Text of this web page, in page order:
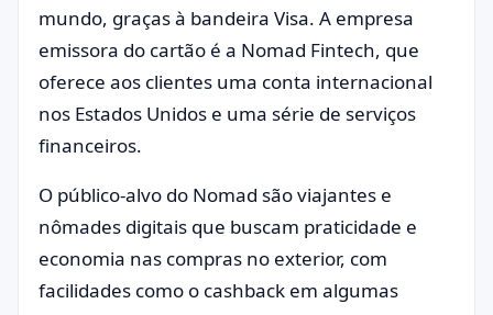
mundo, graças à bandeira Visa. A empresa
emissora do cartão é a Nomad Fintech, que
oferece aos clientes uma conta internacional
nos Estados Unidos e uma série de serviços
financeiros.
O público-alvo do Nomad são viajantes e
nômades digitais que buscam praticidade e
economia nas compras no exterior, com
facilidades como o cashback em algumas